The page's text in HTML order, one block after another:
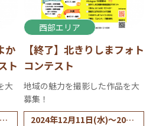
か
ト
大
西部エリア
【終了】北きりしまフォト
コンテスト
地域の魅力を撮影した作品を大
募集！
2024年12月11日(水)～2025